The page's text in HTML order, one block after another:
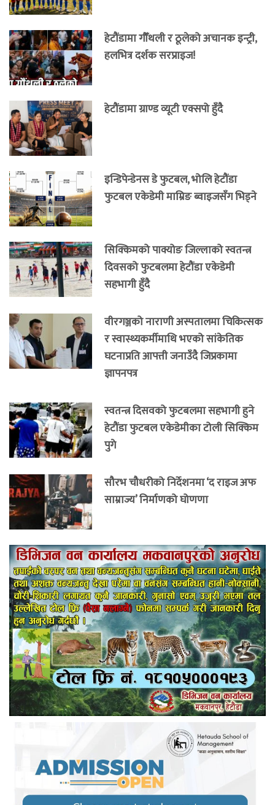
हेटौंडामा गौँथली र ठूलेको अचानक इन्ट्री,
हलभित्र दर्शक सरप्राइज!
हेटौंडामा ग्राण्ड व्यूटी एक्सपो हुँदै
इन्डिपेन्डेनस डे फुटबल, भोलि हेटौंडा
फुटबल एकेडेमी माम्रिङ ब्वाइजसँग भिड्ने
सिक्किमको पाक्योङ जिल्लाको स्वतन्त्र
दिवसको फुटबलमा हेटौंडा एकेडेमी
सहभागी हुँदै
वीरगञ्जको नाराणी अस्पतालमा चिकित्सक
र स्वास्थ्यकर्मीमाथि भएको सांकेतिक
घटनाप्रति आपत्ती जनाउँदै जिप्रकामा
ज्ञापनपत्र
स्वतन्त्र दिसवको फुटबलमा सहभागी हुने
हेटौंडा फुटबल एकेडेमीका टोली सिक्किम
पुगे
सौरभ चौधरीको निर्देशनमा ‘द राइज अफ
साम्राज्य’ निर्माणको घोणणा